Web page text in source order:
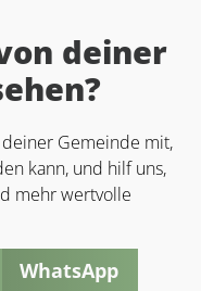
deiner
Gemeinde mit,
kann, und hilf uns,
mehr wertvolle
WhatsApp